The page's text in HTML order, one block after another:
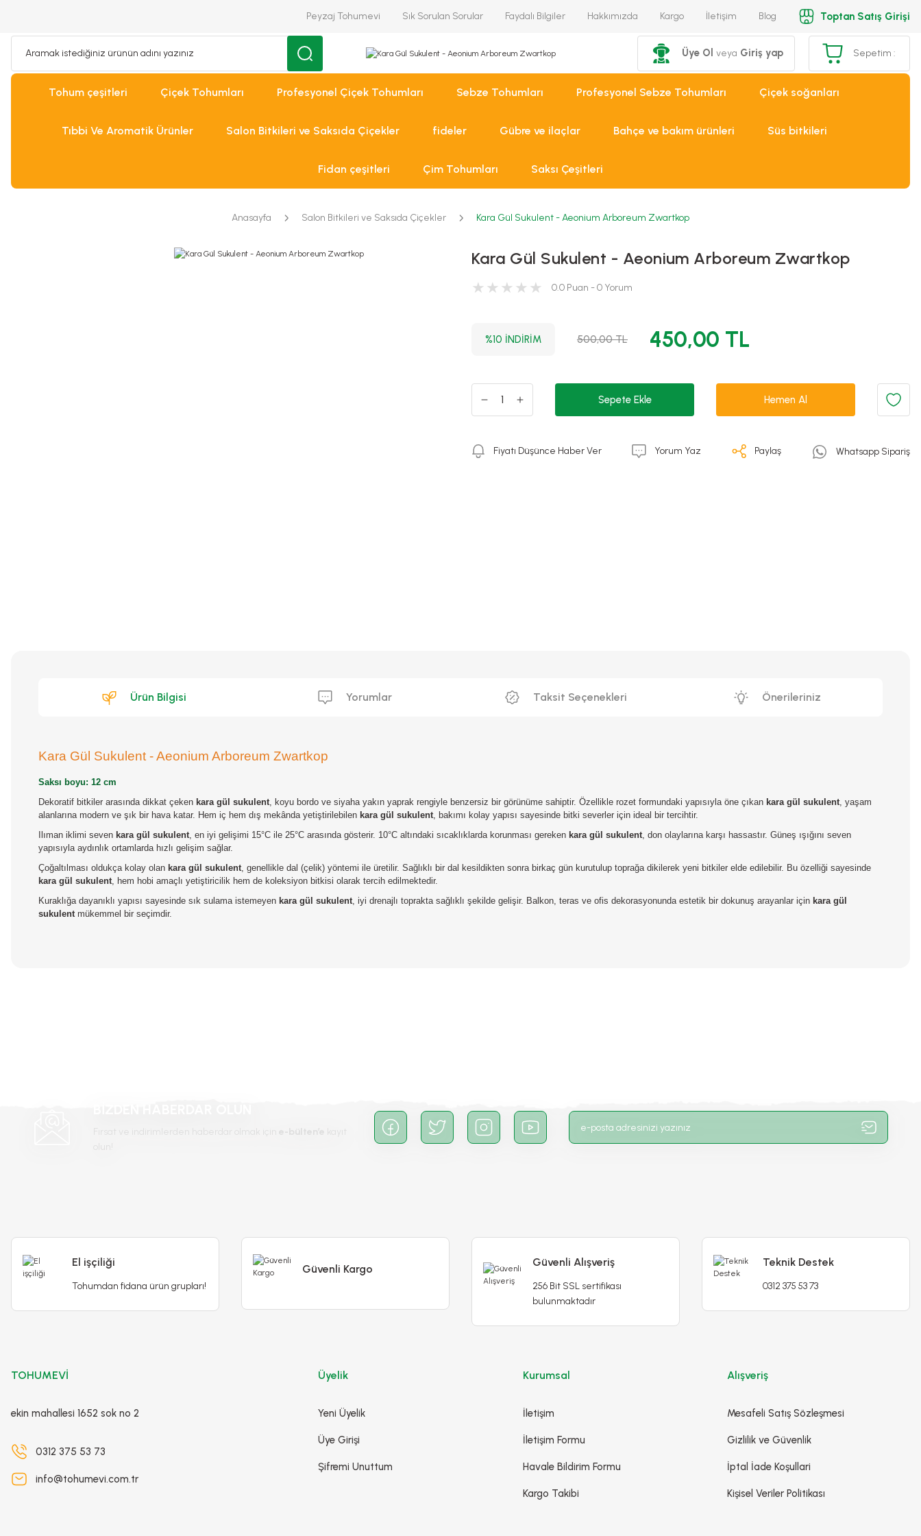
Peyzaj Tohumevi Sık Sorulan Sorular Faydalı Bilgiler Hakkımızda Kargo İletişim Blog Toptan Satış Girişi
Üye Ol veya Giriş yap Sepetim :
Tohum çeşitleri Çiçek Tohumları Profesyonel Çiçek Tohumları Sebze Tohumları Profesyonel Sebze Tohumları Çiçek soğanları
Tıbbi Ve Aromatik Ürünler Salon Bitkileri ve Saksıda Çiçekler fideler Gübre ve ilaçlar Bahçe ve bakım ürünleri Süs bitkileri
Fidan çeşitleri Çim Tohumları Saksı Çeşitleri
Anasayfa Salon Bitkileri ve Saksıda Çiçekler Kara Gül Sukulent - Aeonium Arboreum Zwartkop
Kara Gül Sukulent - Aeonium Arboreum Zwartkop
0.0 Puan - 0 Yorum
%10 İNDİRİM 500,00 TL 450,00 TL
Sepete Ekle Hemen Al
Fiyatı Düşünce Haber Ver Yorum Yaz Paylaş Whatsapp Sipariş
Ürün Bilgisi Yorumlar Taksit Seçenekleri Önerileriniz
Kara Gül Sukulent - Aeonium Arboreum Zwartkop
Saksı boyu: 12 cm
Dekoratif bitkiler arasında dikkat çeken kara gül sukulent, koyu bordo ve siyaha yakın yaprak rengiyle benzersiz bir görünüme sahiptir. Özellikle rozet formundaki yapısıyla öne çıkan kara gül sukulent, yaşam
alanlarına modern ve şık bir hava katar. Hem iç hem dış mekânda yetiştirilebilen kara gül sukulent, bakımı kolay yapısı sayesinde bitki severler için ideal bir tercihtir.
Ilıman iklimi seven kara gül sukulent, en iyi gelişimi 15°C ile 25°C arasında gösterir. 10°C altındaki sıcaklıklarda korunması gereken kara gül sukulent, don olaylarına karşı hassastır. Güneş ışığını seven
yapısıyla aydınlık ortamlarda hızlı gelişim sağlar.
Çoğaltılması oldukça kolay olan kara gül sukulent, genellikle dal (çelik) yöntemi ile üretilir. Sağlıklı bir dal kesildikten sonra birkaç gün kurutulup toprağa dikilerek yeni bitkiler elde edilebilir. Bu özelliği sayesinde
kara gül sukulent, hem hobi amaçlı yetiştiricilik hem de koleksiyon bitkisi olarak tercih edilmektedir.
Kuraklığa dayanıklı yapısı sayesinde sık sulama istemeyen kara gül sukulent, iyi drenajlı toprakta sağlıklı şekilde gelişir. Balkon, teras ve ofis dekorasyonunda estetik bir dokunuş arayanlar için kara gül
sukulentmükemmel bir seçimdir.
El işçiliği
Tohumdan fidana ürün grupları!
Güvenli Kargo
Güvenli Alışveriş
256 Bit SSL sertifikası
bulunmaktadır
Teknik Destek
0312 375 53 73
TOHUMEVİ
ekin mahallesi 1652 sok no 2
0312 375 53 73
info@tohumevi.com.tr
Üyelik
Yeni Üyelik
Üye Girişi
Şifremi Unuttum
Kurumsal
İletişim
İletişim Formu
Havale Bildirim Formu
Kargo Takibi
Alışveriş
Mesafeli Satış Sözleşmesi
Gizlilik ve Güvenlik
İptal İade Koşullari
Kişisel Veriler Politikası